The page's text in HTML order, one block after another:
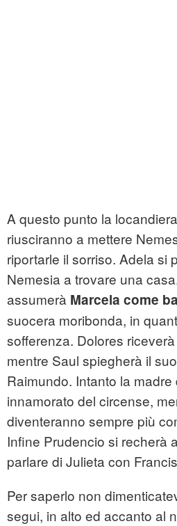
A questo punto la
riusciranno a mettere
riportarle il sorriso. Adela si
Nemesia a trovare una
assumerà Marcela come
suocera moribonda, in
sofferenza. Dolores
mentre Saul spiegherà il
Raimundo. Intanto la
innamorato del circense,
diventeranno sempre più
Infine Prudencio si recherà
parlare di Julieta con
Per saperlo non
segui, in alto ed accanto al